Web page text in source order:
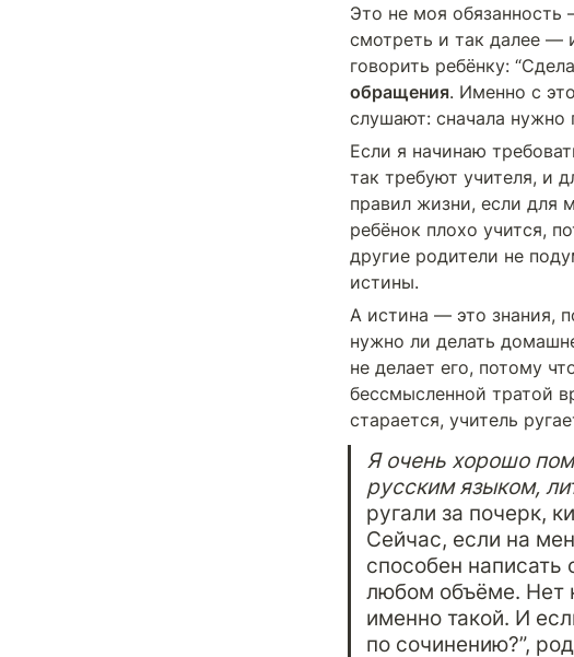
Это не моя обязанность
смотреть и так далее —
говорить ребёнку:
обращения. Именно с
слушают: сначала нужно
Если я начинаю
так требуют учителя, и
правил жизни, если для
ребёнок плохо учится,
другие родители не
истины.
А истина — это знания,
нужно ли делать
не делает его, потому
бессмысленной тратой
старается, учитель
Я очень хорошо
русским языком,
ругали за почерк,
Сейчас, если на
способен написать
любом объёме. Нет
именно такой. И
по сочинению?”,